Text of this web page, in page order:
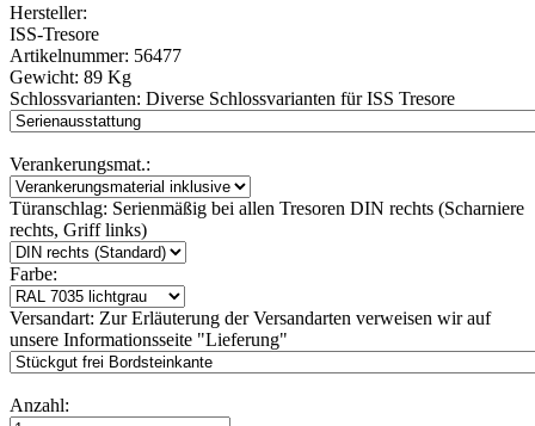
Hersteller:
ISS-Tresore
Artikelnummer: 56477
Gewicht: 89 Kg
Schlossvarianten: Diverse Schlossvarianten für ISS Tresore
Verankerungsmat.:
Türanschlag: Serienmäßig bei allen Tresoren DIN rechts (Scharniere
rechts, Griff links)
Farbe:
Versandart: Zur Erläuterung der Versandarten verweisen wir auf
unsere Informationsseite "Lieferung"
Anzahl: